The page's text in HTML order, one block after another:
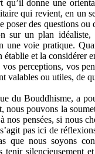
donne une
qui revient, en un
poser des questions
sur un plan idéaliste,
une voie pratique.
et la considérer
perceptions, vos
valables ou utiles, de
du Bouddhisme, a
nous pouvons la
nos pensées, si nous
pas ici de
que nous soyons
silencieusement